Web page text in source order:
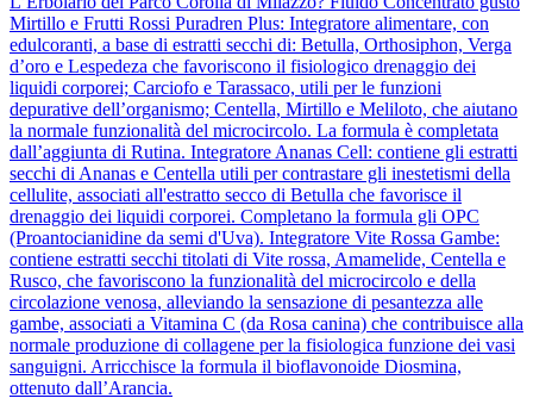
Mirtillo e Frutti Rossi Puradren Plus: Integratore alimentare, con
edulcoranti, a base di estratti secchi di: Betulla, Orthosiphon, Verga
d’oro e Lespedeza che favoriscono il fisiologico drenaggio dei
liquidi corporei; Carciofo e Tarassaco, utili per le funzioni
depurative dell’organismo; Centella, Mirtillo e Meliloto, che aiutano
la normale funzionalità del microcircolo. La formula è completata
dall’aggiunta di Rutina. Integratore Ananas Cell: contiene gli estratti
secchi di Ananas e Centella utili per contrastare gli inestetismi della
cellulite, associati all'estratto secco di Betulla che favorisce il
drenaggio dei liquidi corporei. Completano la formula gli OPC
(Proantocianidine da semi d'Uva). Integratore Vite Rossa Gambe:
contiene estratti secchi titolati di Vite rossa, Amamelide, Centella e
Rusco, che favoriscono la funzionalità del microcircolo e della
circolazione venosa, alleviando la sensazione di pesantezza alle
gambe, associati a Vitamina C (da Rosa canina) che contribuisce alla
normale produzione di collagene per la fisiologica funzione dei vasi
sanguigni. Arricchisce la formula il bioflavonoide Diosmina,
ottenuto dall’Arancia.